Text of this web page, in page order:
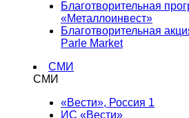
Благотворительная
«Металлоинвест»
Благотворительная
Parle Market
СМИ
СМИ
«Вести», Россия 1
ИС «Вести»